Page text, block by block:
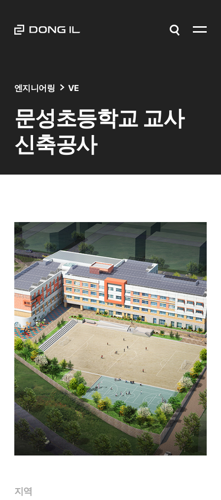
엔지니어링 VE
문성초등학교 교사
신축공사
지역